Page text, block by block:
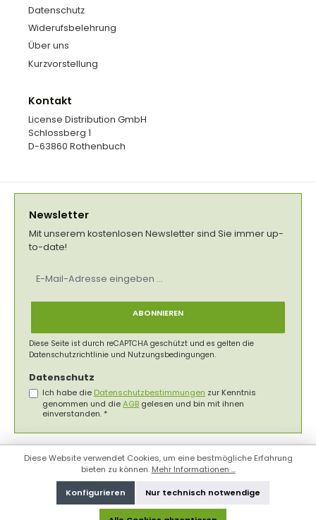
Datenschutz
Widerufsbelehrung
Über uns
Kurzvorstellung
Kontakt
License Distribution GmbH
Schlossberg 1
D-63860 Rothenbuch
Newsletter
Mit unserem kostenlosen Newsletter sind Sie immer up-
to-date!
Mail-
ABONNIEREN
Diese Seite ist durch reCAPTCHA geschützt und es gelten die
Datenschutzrichtlinie und Nutzungsbedingungen.
Datenschutz
Ich habe die Datenschutzbestimmungen zur Kenntnis
genommen und dieAGB gelesen und bin mit ihnen
einverstanden. *
Diese Website verwendet Cookies, um eine bestmögliche Erfahrung
bieten zu können. Mehr Informationen ...
Nur technisch notwendige
Konfigurieren